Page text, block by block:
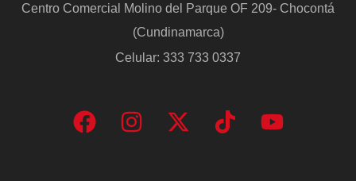
Centro Comercial Molino del Parque OF 209- Chocontá
(Cundinamarca)
Celular: 333 733 0337